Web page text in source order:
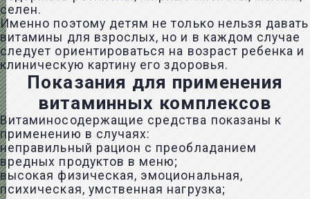
селен.
Именно поэтому детям не только нельзя давать
витамины для взрослых, но и в каждом случае
следует ориентироваться на возраст ребенка и
клиническую картину его здоровья.
Показания для применения
витаминных комплексов
Витаминосодержащие средства показаны к
применению в случаях:
неправильный рацион с преобладанием
вредных продуктов в меню;
высокая физическая, эмоциональная,
психическая, умственная нагрузка;